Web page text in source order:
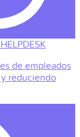
de empleados
reduciendo